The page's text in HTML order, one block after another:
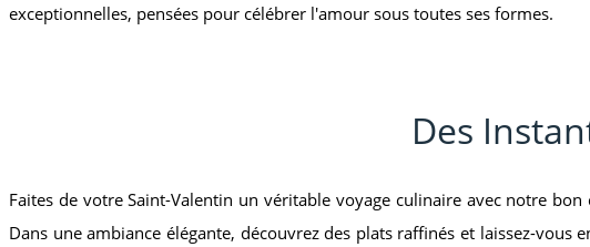
exceptionnelles, pensées pour célébrer l'amour sous toutes ses formes.
Des
Faites de votre Saint-Valentin un véritable voyage culinaire avec notre
Dans une ambiance élégante, découvrez des plats raffinés et laissez-